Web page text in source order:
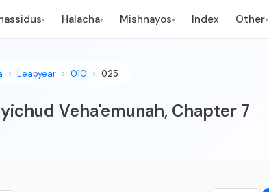
▾ Halacha▾ Mishnayos▾ Index Other▾
Leapyear 010 025
Veha'emunah, Chapter 7